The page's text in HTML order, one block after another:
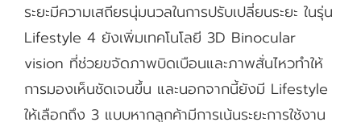
ระยะมีความเสถียรนุ่มนวลในการปรับเปลี่ยนระยะ ในรุ่น
Lifestyle 4 ยังเพิ่มเทคโนโลยี 3D Binocular
vision ที่ช่วยขจัดภาพบิดเบือนและภาพสั่นไหวทำให้
การมองเห็นชัดเจนขึ้น และนอกจากนี้ยังมี Lifestyle
ให้เลือกถึง 3 แบบหากลูกค้ามีการเน้นระยะการใช้งาน